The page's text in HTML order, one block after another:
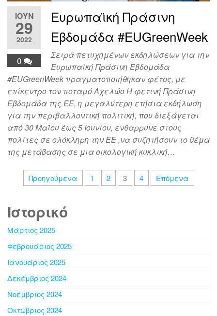
ΙΟΎΝ
29
2022
0
Ευρωπαϊκή Πράσινη
Εβδομάδα #EUGreenWeek
Σειρά πετυχημένων εκδηλώσεων για την
Ευρωπαϊκή Πράσινη Εβδομάδα
#EUGreenWeek πραγματοποιήθηκαν φέτος, με
επίκεντρο τον ποταμό Αχελώο H φετινή Πράσινη
Εβδομάδα της ΕΕ, η μεγαλύτερη ετήσια εκδήλωση
για την περιβαλλοντική πολιτική, που διεξάγεται
από 30 Μαΐου έως 5 Ιουνίου, ενθάρρυνε στους
πολίτες σε ολόκληρη την ΕΕ ,να συζητήσουν το θέμα
της μετάβασης σε μια οικολογική κυκλική…
Προηγούμενα 1 2 3 4 Επόμενα
Ιστορικό
Μάρτιος 2025
Φεβρουάριος 2025
Ιανουάριος 2025
Δεκέμβριος 2024
Νοέμβριος 2024
Οκτώβριος 2024